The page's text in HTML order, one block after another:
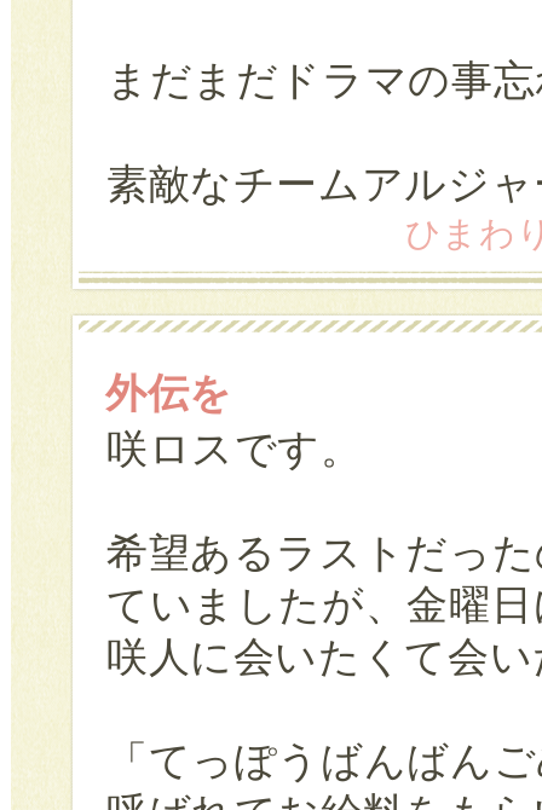
まだまだドラマの事
素敵なチームアルジ
ひまわ
外伝を
咲ロスです。
希望あるラストだっ
ていましたが、金曜
咲人に会いたくて会
「てっぽうばんばん